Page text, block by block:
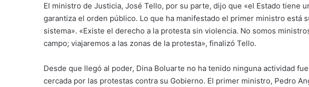
El ministro de Justicia, José Tello, por su parte, dijo que «el Estado tiene
garantiza el orden público. Lo que ha manifestado el primer ministro está
sistema». «Existe el derecho a la protesta sin violencia. No somos
campo; viajaremos a las zonas de la protesta», finalizó Tello.
Desde que llegó al poder, Dina Boluarte no ha tenido ninguna actividad
cercada por las protestas contra su Gobierno. El primer ministro, Pedro